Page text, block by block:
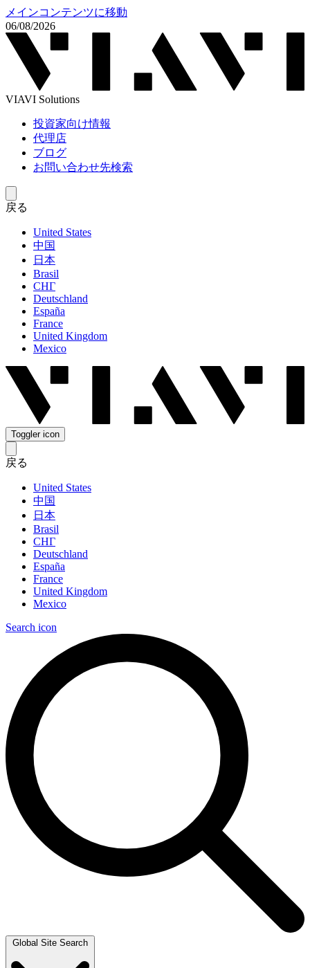
メインコンテンツに移動
06/08/2026
VIAVI Solutions
投資家向け情報
代理店
ブログ
お問い合わせ先検索
戻る
United States
中国
日本
Brasil
СНГ
Deutschland
España
France
United Kingdom
Mexico
Toggler icon
戻る
United States
中国
日本
Brasil
СНГ
Deutschland
España
France
United Kingdom
Mexico
Search icon
Global Site Search